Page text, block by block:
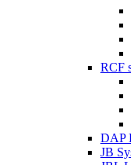
RCF
DAP
JB